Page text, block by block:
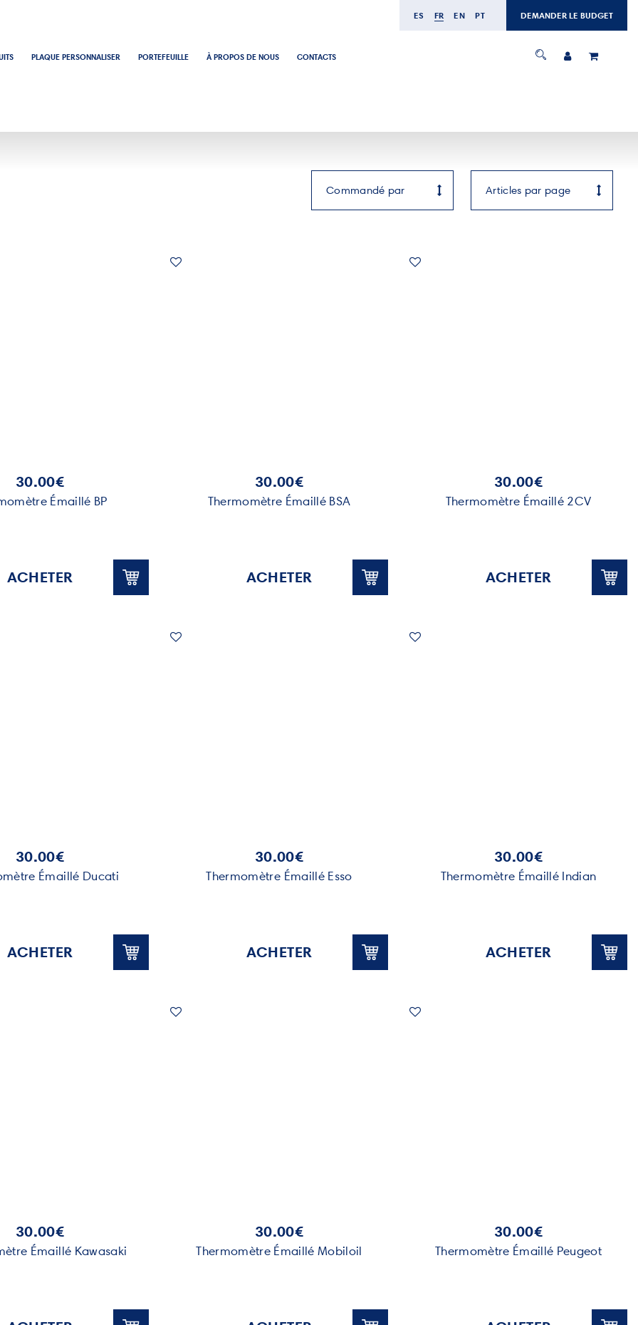
PLAQUE PERSONNALISER PORTEFEUILLE À PROPOS DE NOUS CONTACTS
ES FR EN PT DEMANDER LE BUDGET
30.00€
Émaillé BP
ACHETER
30.00€
Thermomètre Émaillé BSA
ACHETER
30.00€
Thermomètre Émaillé 2CV
ACHETER
30.00€
Émaillé Ducati
ACHETER
30.00€
Thermomètre Émaillé Esso
ACHETER
30.00€
Thermomètre Émaillé Indian
ACHETER
30.00€
Émaillé Kawasaki
30.00€
Thermomètre Émaillé Mobiloil
30.00€
Thermomètre Émaillé Peugeot